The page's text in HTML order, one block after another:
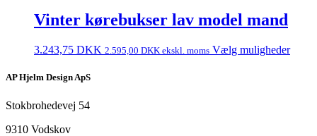
Vinter kørebukser lav model mand
3.243,75 DKK 2.595,00 DKK ekskl. moms Vælg muligheder
AP Hjelm Design ApS
Stokbrohedevej 54
9310 Vodskov